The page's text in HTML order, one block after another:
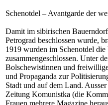
Schenotdel – Avantgarde der
Damit im sibirischen
Petrograd beschlossen wurde,
1919 wurden im Schenotdel
zusammengeschlossen. Unter
Bolschewistinnen und
und Propaganda zur
Stadt und auf dem Land. Ausser
Zeitung Komunistka (die
Frauen mehrere Magazine